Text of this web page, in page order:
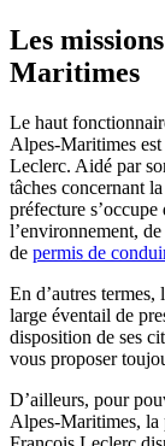
Les
Maritimes
Le haut
Alpes-Maritimes
Leclerc. Aidé par
tâches concernant
préfecture
l’environnement,
de permis de
En d’autres
large éventail de
disposition de ses
vous proposer
D’ailleurs, pour
Alpes-Maritimes, la